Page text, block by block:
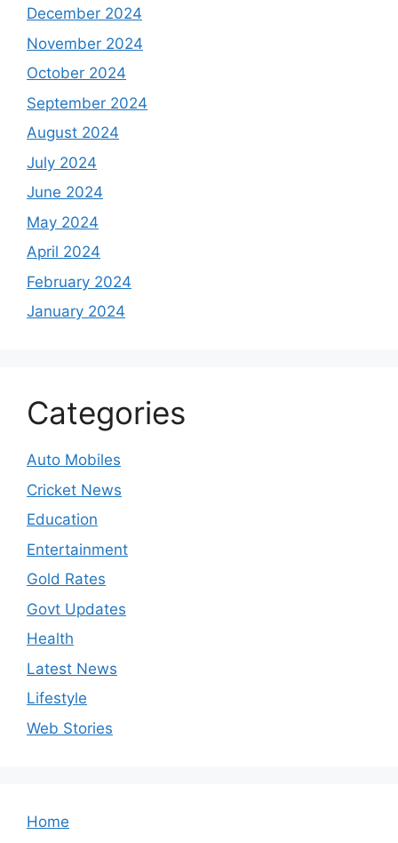
December 2024
November 2024
October 2024
September 2024
August 2024
July 2024
June 2024
May 2024
April 2024
February 2024
January 2024
Categories
Auto Mobiles
Cricket News
Education
Entertainment
Gold Rates
Govt Updates
Health
Latest News
Lifestyle
Web Stories
Home